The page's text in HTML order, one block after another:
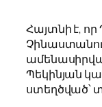
Հայտնի է,
Պեկինյան
ստեղծված՝